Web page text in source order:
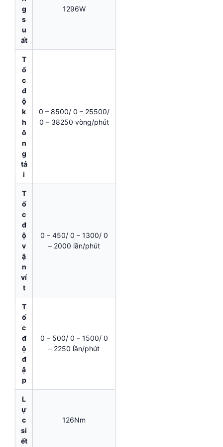
g
s
u
ất
1296W
T
ố
c
đ
ộ
k
h
ô
n
g
tả
i
0 – 8500/ 0 – 25500/
0 – 38250 vòng/phút
T
ố
c
đ
ộ
v
ặ
n
ví
t
0 – 450/ 0 – 1300/ 0
– 2000 lần/phút
T
ố
c
đ
ộ
đ
ậ
p
0 – 500/ 0 – 1500/ 0
– 2250 lần/phút
L
ự
c
si
ết
126Nm